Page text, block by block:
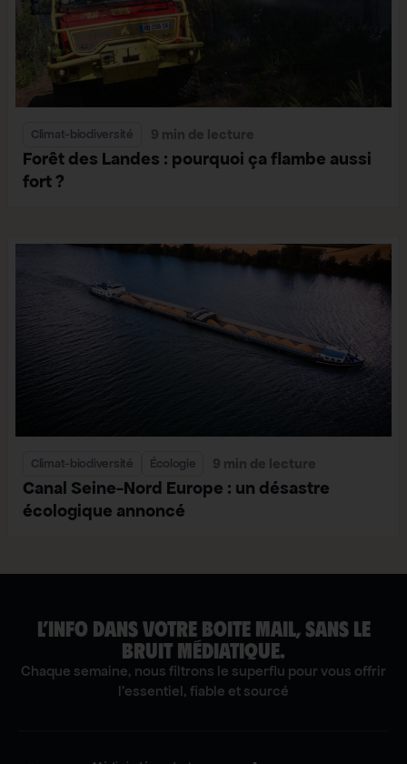
Climat-biodiversité 9 min de lecture
Forêt des Landes : pourquoi ça flambe aussi
fort ?
Climat-biodiversité Écologie 9 min de lecture
Canal Seine-Nord Europe : un désastre
écologique annoncé
L’INFO DANS VOTRE BOITE MAIL, SANS LE
BRUIT MÉDIATIQUE.
Chaque semaine, nous filtrons le superflu pour vous offrir
l'essentiel, fiable et sourcé